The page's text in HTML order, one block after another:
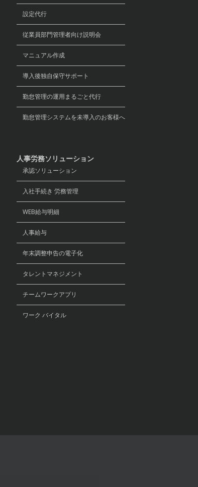
設定代行
従業員部門管理者向け説明会
マニュアル作成
導入後独自保守サポート
勤怠管理の運用まるごと代行
勤怠管理システムを未導入のお客様へ
人事労務ソリューション
承認ソリューション
入社手続き 労務管理
WEB給与明細
人事給与
年末調整申告の電子化
タレントマネジメント
チームワークアプリ
ワーク バイタル